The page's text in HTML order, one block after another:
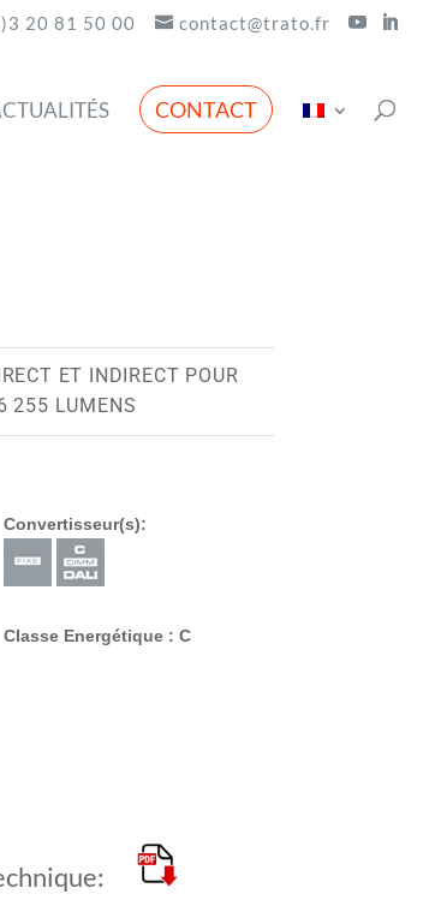
20 81 50 00 contact@trato.fr
CONTACT
ET INDIRECT POUR
255 LUMENS
Convertisseur(s):
Classe Energétique : C